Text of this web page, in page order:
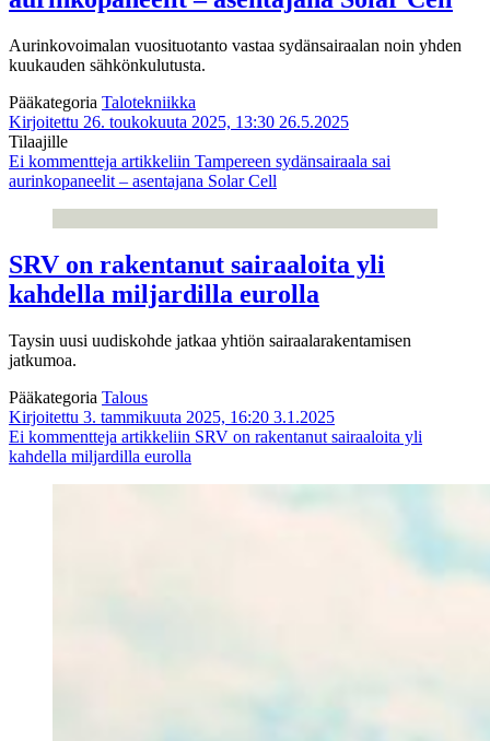
Aurinkovoimalan vuosituotanto vastaa sydänsairaalan noin yhden
kuukauden sähkönkulutusta.
Pääkategoria Talotekniikka
Kirjoitettu 26. toukokuuta 2025, 13:30 26.5.2025
Tilaajille
Ei kommentteja artikkeliin Tampereen sydänsairaala sai
aurinkopaneelit – asentajana Solar Cell
SRV on rakentanut sairaaloita yli
kahdella miljardilla eurolla
Taysin uusi uudiskohde jatkaa yhtiön sairaalarakentamisen
jatkumoa.
Pääkategoria Talous
Kirjoitettu 3. tammikuuta 2025, 16:20 3.1.2025
Ei kommentteja artikkeliin SRV on rakentanut sairaaloita yli
kahdella miljardilla eurolla